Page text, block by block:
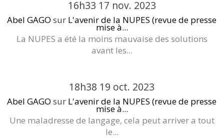
16h33 17 nov. 2023
Abel GAGO sur L'avenir de la NUPES (revue de presse
mise à...
La NUPES a été la moins mauvaise des solutions
avant les...
18h38 19 oct. 2023
Abel GAGO sur L'avenir de la NUPES (revue de presse
mise à...
Une maladresse de langage, cela peut arriver a tout
le...